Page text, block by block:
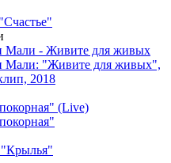
Мали - Живите для живых
Мали: "Живите для живых",
2018
(Live)